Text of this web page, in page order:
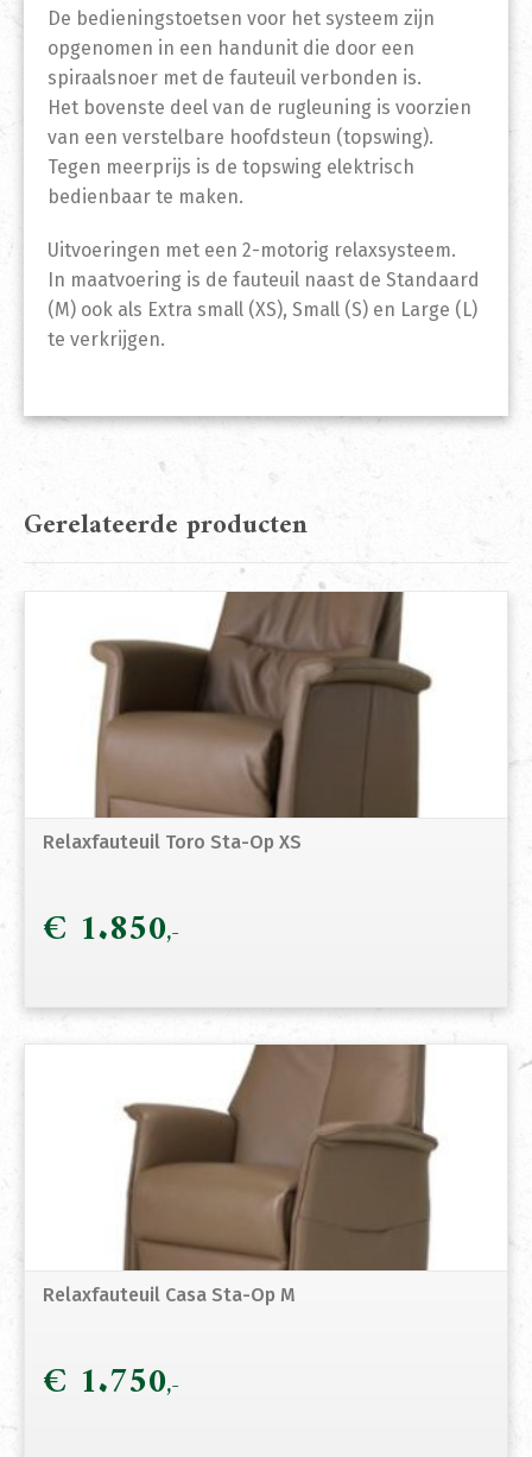
De bedieningstoetsen voor het systeem zijn
opgenomen in een handunit die door een
spiraalsnoer met de fauteuil verbonden is.
Het bovenste deel van de rugleuning is voorzien
van een verstelbare hoofdsteun (topswing).
Tegen meerprijs is de topswing elektrisch
bedienbaar te maken.
Uitvoeringen met een 2-motorig relaxsysteem.
In maatvoering is de fauteuil naast de Standaard
(M) ook als Extra small (XS), Small (S) en Large (L)
te verkrijgen.
Gerelateerde producten
Relaxfauteuil Toro Sta-Op XS
€ 1.850
Relaxfauteuil Casa Sta-Op M
€ 1.750